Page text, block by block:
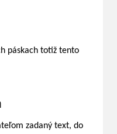
páskach totiž tento
zadaný text, do